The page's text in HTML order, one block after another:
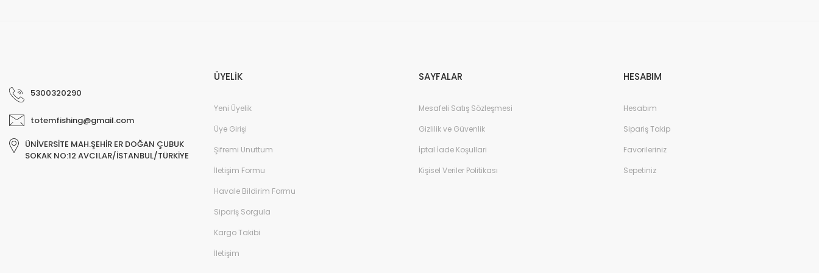
5300320290
totemfishing@gmail.com
ÜNİVERSİTE MAH.ŞEHİR ER DOĞAN ÇUBUK
SOKAK NO:12 AVCILAR/İSTANBUL/TÜRKİYE
ÜYELİK
Yeni Üyelik
Üye Girişi
Şifremi Unuttum
İletişim Formu
Havale Bildirim Formu
Sipariş Sorgula
Kargo Takibi
İletişim
SAYFALAR
Mesafeli Satış Sözleşmesi
Gizlilik ve Güvenlik
İptal İade Koşullari
Kişisel Veriler Politikası
HESABIM
Hesabım
Sipariş Takip
Favorileriniz
Sepetiniz